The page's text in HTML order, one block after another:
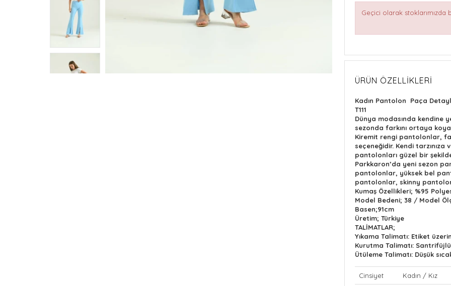
Geçici olarak stoklarımızda
ÜRÜN ÖZELLIKLERI
Kadın Pantolon Paça
T111
Dünya modasında kendine
sezonda farkını ortaya
Kiremit rengi pantolonlar,
seçeneğidir. Kendi
pantolonları güzel bir
Parkkaron’da yeni sezon
pantolonlar, yüksek bel
pantolonlar, skinny
Kumaş Özellikleri; %95
Model Bedeni; 38 / Model
Basen;91cm
Üretim; Türkiye
TALİMATLAR;
Yıkama Talimatı: Etiket
Kurutma Talimatı:
Ütüleme Talimatı: Düşük
Cinsiyet Kadın / Kız